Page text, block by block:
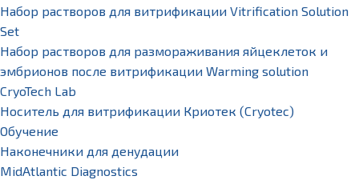
Набор растворов для витрификации Vitrification Solution
Set
Набор растворов для размораживания яйцеклеток и
эмбрионов после витрификации Warming solution
CryoTech Lab
Носитель для витрификации Криотек (Cryotec)
Обучение
Наконечники для денудации
MidAtlantic Diagnostics